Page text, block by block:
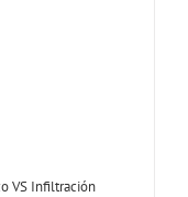
VS Infiltración